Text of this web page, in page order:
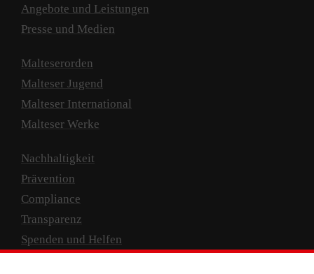
Angebote und Leistungen
Presse und Medien
Malteserorden
Malteser Jugend
Malteser International
Malteser Werke
Nachhaltigkeit
Prävention
Compliance
Transparenz
Spenden und Helfen